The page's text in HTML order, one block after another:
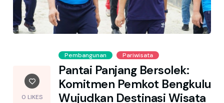
0 LIKES
Pembangunan Pariwisata
Pantai Panjang Bersolek:
Komitmen Pemkot Bengkulu
Wujudkan Destinasi Wisata